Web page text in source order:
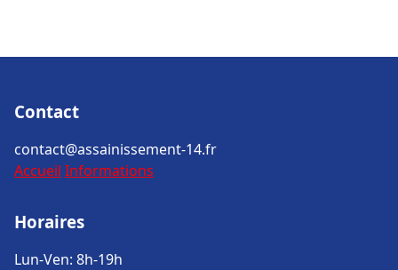
Contact
contact@assainissement-14.fr
Accueil Informations
Horaires
Lun-Ven: 8h-19h